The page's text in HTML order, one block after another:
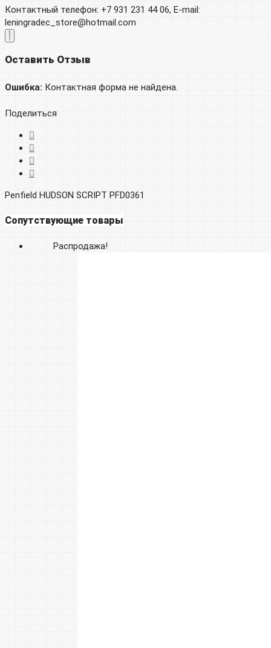
Контактный телефон: +7 931 231 44 06, E-mail:
leningradec_store@hotmail.com
Оставить Отзыв
Ошибка: Контактная форма не найдена.
Поделиться
Penfield HUDSON SCRIPT PFD0361
Сопутствующие товары
Распродажа!